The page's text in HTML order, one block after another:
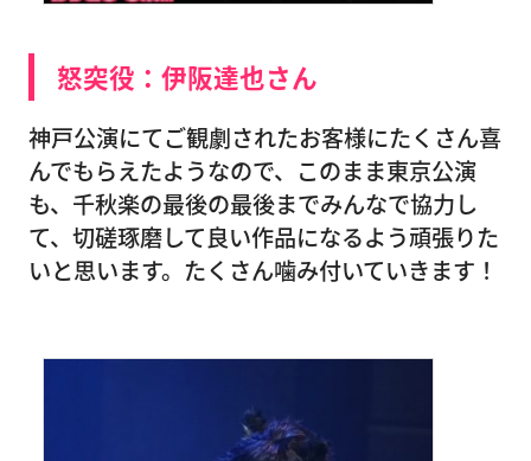
怒突役：伊阪達也さん
神戸公演にてご観劇されたお客様にたくさん喜
んでもらえたようなので、このまま東京公演
も、千秋楽の最後の最後までみんなで協力し
て、切磋琢磨して良い作品になるよう頑張りた
いと思います。たくさん噛み付いていきます！